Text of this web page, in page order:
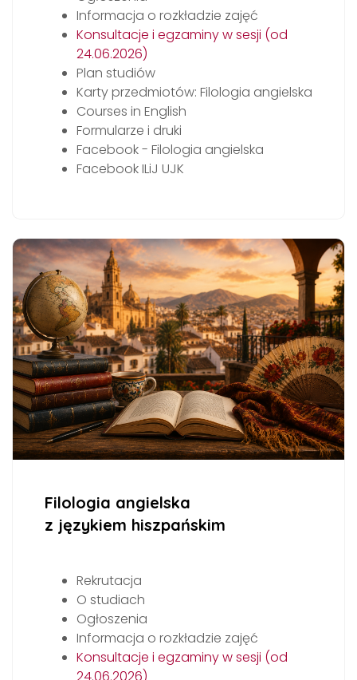
Informacja o rozkładzie zajęć
Konsultacje i egzaminy w sesji (od
24.06.2026)
Plan studiów
Karty przedmiotów: Filologia angielska
Courses in English
Formularze i druki
Facebook - Filologia angielska
Facebook ILiJ UJK
Filologia angielska
z językiem hiszpańskim
Rekrutacja
O studiach
Ogłoszenia
Informacja o rozkładzie zajęć
Konsultacje i egzaminy w sesji (od